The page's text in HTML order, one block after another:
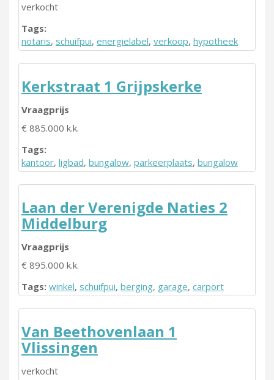
verkocht
Tags:
notaris, schuifpui, energielabel, verkoop, hypotheek
Kerkstraat 1 Grijpskerke
Vraagprijs
€ 885.000 k.k.
Tags:
kantoor, ligbad, bungalow, parkeerplaats, bungalow
Laan der Verenigde Naties 2
Middelburg
Vraagprijs
€ 895.000 k.k.
Tags: winkel, schuifpui, berging, garage, carport
Van Beethovenlaan 1
Vlissingen
verkocht